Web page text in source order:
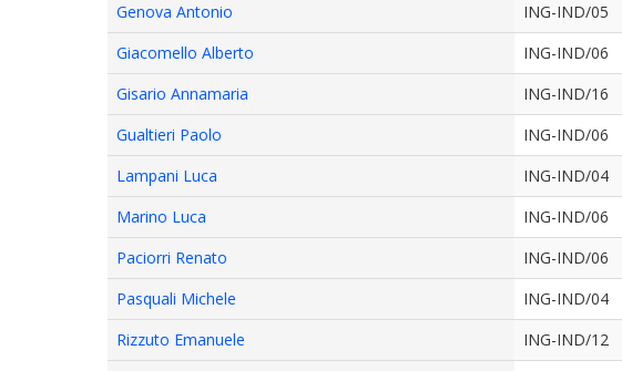
Genova Antonio
ING-IND/05
Giacomello Alberto
ING-IND/06
Gisario Annamaria
ING-IND/16
Gualtieri Paolo
ING-IND/06
Lampani Luca
ING-IND/04
Marino Luca
ING-IND/06
Paciorri Renato
ING-IND/06
Pasquali Michele
ING-IND/04
Rizzuto Emanuele
ING-IND/12